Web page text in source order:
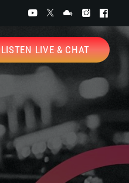
LISTEN LIVE & CHAT